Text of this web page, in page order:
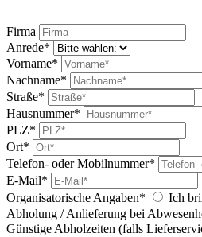
Firma
Anrede*
Vorname*
Nachname*
Straße*
Hausnummer*
PLZ*
Ort*
Telefon- oder Mobilnummer*
E-Mail*
Organisatorische Angaben*
Ich
Abholung / Anlieferung bei
Günstige Abholzeiten (falls